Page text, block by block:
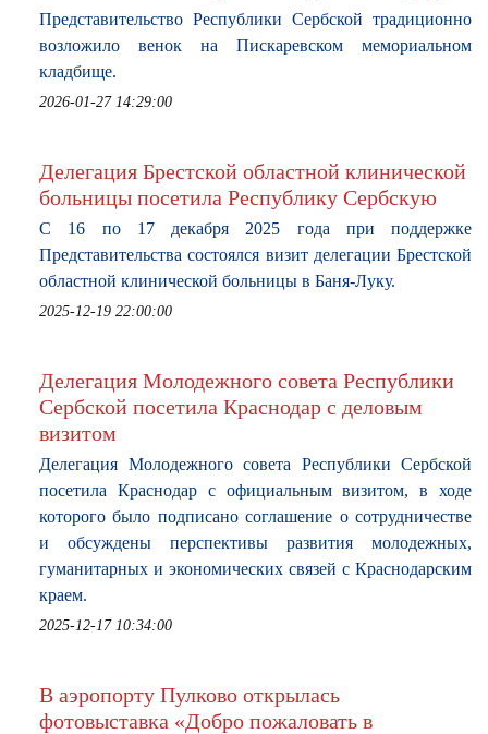
Представительство Республики Сербской традиционно
возложило венок на Пискаревском мемориальном
кладбище.
2026-01-27 14:29:00
Делегация Брестской областной клинической
больницы посетила Республику Сербскую
С 16 по 17 декабря 2025 года при поддержке
Представительства состоялся визит делегации Брестской
областной клинической больницы в Баня-Луку.
2025-12-19 22:00:00
Делегация Молодежного совета Республики
Сербской посетила Краснодар с деловым
визитом
Делегация Молодежного совета Республики Сербской
посетила Краснодар с официальным визитом, в ходе
которого было подписано соглашение о сотрудничестве
и обсуждены перспективы развития молодежных,
гуманитарных и экономических связей с Краснодарским
краем.
2025-12-17 10:34:00
В аэропорту Пулково открылась
фотовыставка «Добро пожаловать в